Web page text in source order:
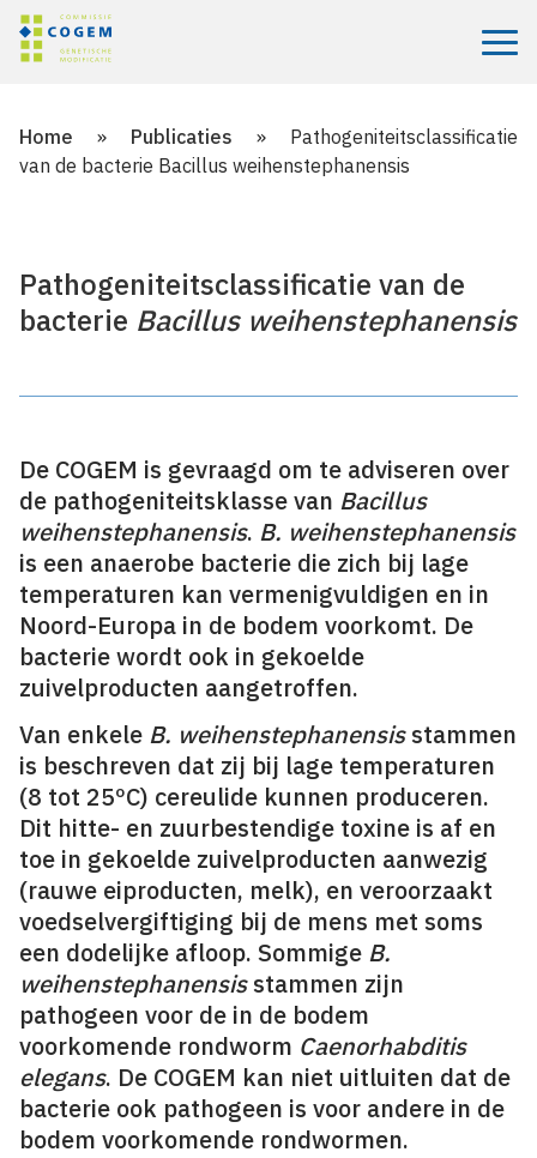
Menu
Home » Publicaties »
Pathogeniteitsclassificatie
van de bacterie Bacillus weihenstephanensis
Pathogeniteitsclassificatie van de
bacterie Bacillus weihenstephanensis
De COGEM is gevraagd om te adviseren over
de pathogeniteitsklasse van Bacillus
weihenstephanensis. B. weihenstephanensis
is een anaerobe bacterie die zich bij lage
temperaturen kan vermenigvuldigen en in
Noord-Europa in de bodem voorkomt. De
bacterie wordt ook in gekoelde
zuivelproducten aangetroffen.
Van enkele B. weihenstephanensisstammen
is beschreven dat zij bij lage temperaturen
(8 tot 25ºC) cereulide kunnen produceren.
Dit hitte- en zuurbestendige toxine is af en
toe in gekoelde zuivelproducten aanwezig
(rauwe eiproducten, melk), en veroorzaakt
voedselvergiftiging bij de mens met soms
een dodelijke afloop. Sommige B.
weihenstephanensisstammen zijn
pathogeen voor de in de bodem
voorkomende rondworm Caenorhabditis
elegans. De COGEM kan niet uitluiten dat de
bacterie ook pathogeen is voor andere in de
bodem voorkomende rondwormen.